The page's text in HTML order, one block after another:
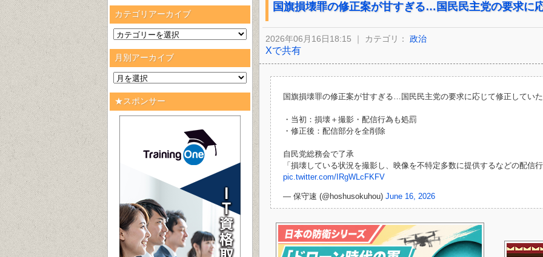
カテゴリアーカイブ
月別アーカイブ
★スポンサー
国旗損壊罪の修正案が甘すぎる…国民民主党の要求に
2026年06月16日18:15 ｜ カテゴリ： 政治
Xで共有
国旗損壊罪の修正案が甘すぎる…国民民主党の要求に応じて修正してい
・当初：損壊＋撮影・配信行為も処罰
・修正後：配信部分を全削除
自民党総務会で了承
「損壊している状況を撮影し、映像を不特定多数に提供するなどの配信
pic.twitter.com/IRgWLcFKFV
— 保守速 (@hoshusokuhou) June 16, 2026